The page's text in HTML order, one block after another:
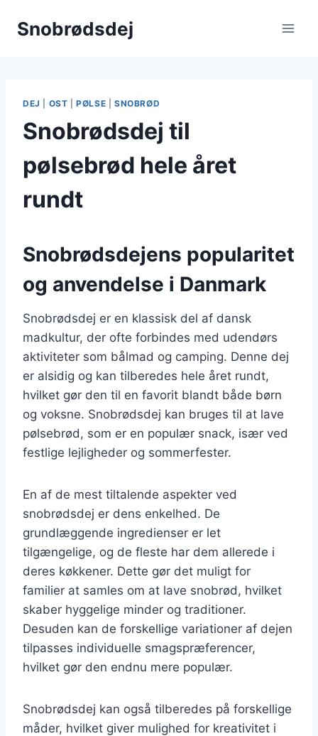
Snobrødsdej
DEJ OST |PØLSE SNOBRØD
Snobrødsdej til
pølsebrød hele året
rundt
Snobrødsdejens popularitet
og anvendelse i Danmark
Snobrødsdej er en klassisk del af dansk
madkultur, der ofte forbindes med udendørs
aktiviteter som bålmad og camping. Denne dej
er alsidig og kan tilberedes hele året rundt,
hvilket gør den til en favorit blandt både børn
og voksne. Snobrødsdej kan bruges til at lave
pølsebrød, som er en populær snack, især ved
festlige lejligheder og sommerfester.
En af de mest tiltalende aspekter ved
snobrødsdej er dens enkelhed. De
grundlæggende ingredienser er let
tilgængelige, og de fleste har dem allerede i
deres køkkener. Dette gør det muligt for
familier at samles om at lave snobrød, hvilket
skaber hyggelige minder og traditioner.
Desuden kan de forskellige variationer af dejen
tilpasses individuelle smagspræferencer,
hvilket gør den endnu mere populær.
Snobrødsdej kan også tilberedes på forskellige
måder, hvilket giver mulighed for kreativitet i